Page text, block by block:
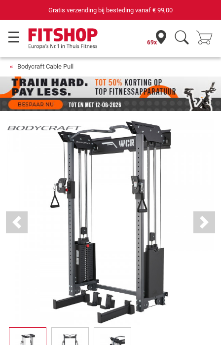
69 filialen met 75 eigen servicemonteurs
69x
Bodycraft Cable Pull
Previous Next